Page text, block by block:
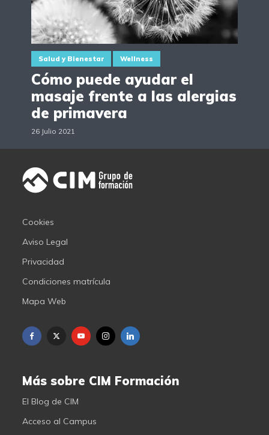
Salud y Bienestar Wellness
Cómo puede ayudar el
masaje frente a las alergias
de primavera
26 Julio 2021
Cookies
Aviso Legal
Privacidad
Condiciones matrícula
Mapa Web
Más sobre CIM Formación
El Blog de CIM
Acceso al Campus